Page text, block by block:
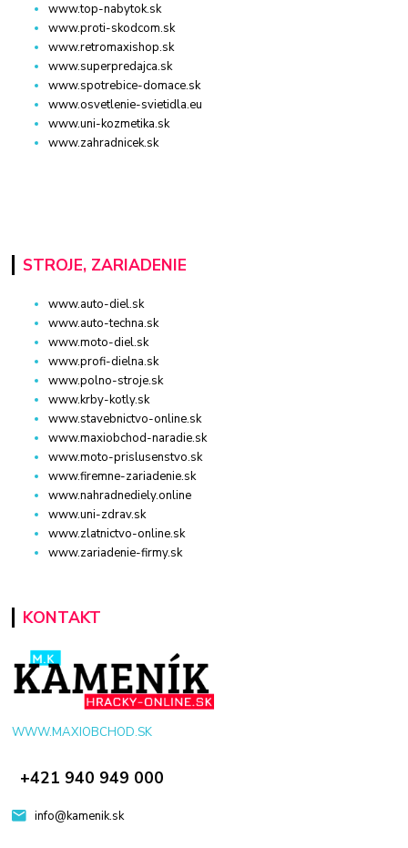
www.top-nabytok.sk
www.proti-skodcom.sk
www.retromaxishop.sk
www.superpredajca.sk
www.spotrebice-domace.sk
www.osvetlenie-svietidla.eu
www.uni-kozmetika.sk
www.zahradnicek.sk
STROJE, ZARIADENIE
www.auto-diel.sk
www.auto-techna.sk
www.moto-diel.sk
www.profi-dielna.sk
www.polno-stroje.sk
www.krby-kotly.sk
www.stavebnictvo-online.sk
www.maxiobchod-naradie.sk
www.moto-prislusenstvo.sk
www.firemne-zariadenie.sk
www.nahradnediely.online
www.uni-zdrav.sk
www.zlatnictvo-online.sk
www.zariadenie-firmy.sk
KONTAKT
WWW.MAXIOBCHOD.SK
+421 940 949 000
info@kamenik.sk